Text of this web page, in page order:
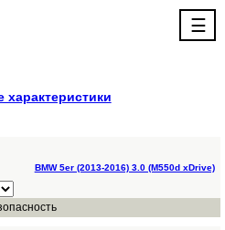
☰
характеристики
BMW 5er (2013-2016) 3.0 (M550d xDrive)